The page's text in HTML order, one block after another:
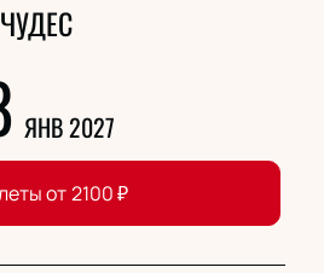
ЯНВ 2027
от 2100₽